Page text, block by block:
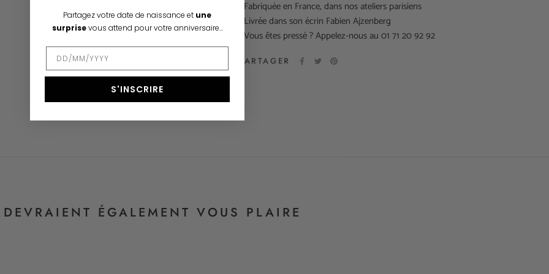
- Fabriquée en France, dans nos ateliers parisiens
- Livrée dans son écrin Fabien Ajzenberg
- Vous êtes pressé ? Appelez-nous au 01 71 20 92 92
PARTAGER
ÉGALEMENT VOUS PLAIRE
Partagez votre date de naissance et une
surprisevous attend pour votre anniversaire...
S'INSCRIRE